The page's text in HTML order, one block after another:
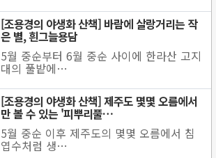
[조용경의 야생화 산책] 바람에 살랑거리는 작
은 별, 흰그늘용담
5월 중순부터 6월 중순 사이에 한라산 고지
대의 풀밭에…
[조용경의 야생화 산책] 제주도 몇몇 오름에서
만 볼 수 있는 '피뿌리풀…
5월 중순 이후 제주도의 몇몇 오름에서 침
엽수처럼 생…